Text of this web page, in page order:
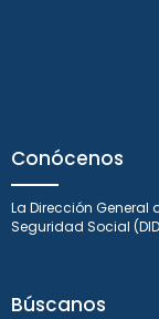
Conócenos
La Dirección General
Seguridad Social
Búscanos